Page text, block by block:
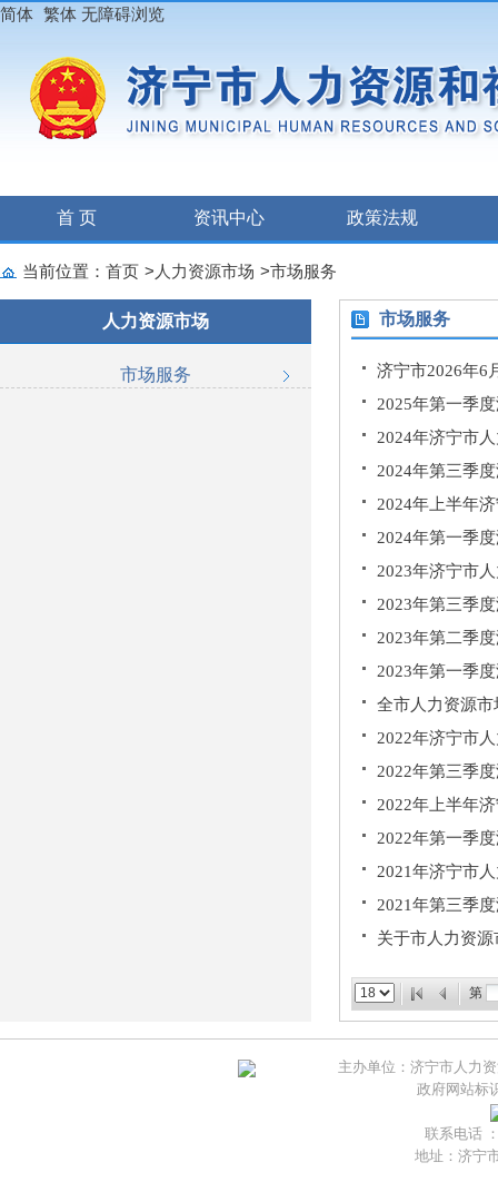
简体 繁体 无障碍浏览
首 页 资讯中心 政策法规
当前位置： 首页 > 人力资源市场 >市场服务
人力资源市场
市场服务
市场服务
济宁市2026年6
2025年第一季
2024年济宁市
2024年第三季
2024年上半年
2024年第一季
2023年济宁市
2023年第三季
2023年第二季
2023年第一季
全市人力资源
2022年济宁市
2022年第三季
2022年上半年
2022年第一季
2021年济宁市
2021年第三季
关于市人力资
第
主办单位：济宁市人力
政府网站标
联系电话
地址：济宁